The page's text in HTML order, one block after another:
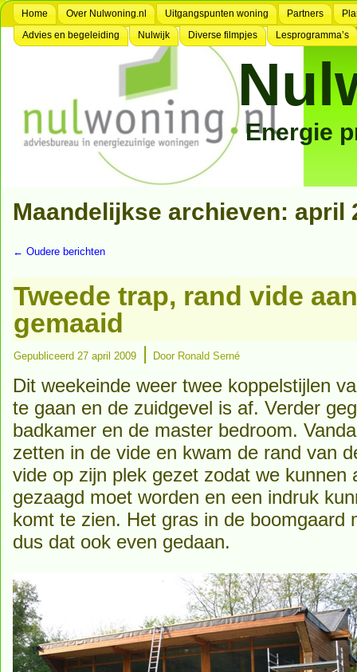
Home Over Nulwoning.nl Uitgangspunten woning Partners
Advies en begeleiding
Nulwijk Diverse filmpjes Lesprogramma’s
Energie
Maandelijkse archieven: april
← Oudere berichten
Tweede trap, rand vide
gemaaid
Gepubliceerd 27 april 2009 | Door Ronald Serné
Dit weekeinde weer twee koppelstijlen
te gaan en de zuidgevel is af. Verder
badkamer en de master bedroom.
zetten in de vide en kwam de rand van
vide op zijn plek gezet zodat we kunnen
gezaagd moet worden en een indruk
komt te zien. Het gras in de boomgaard
dus dat ook even gedaan.